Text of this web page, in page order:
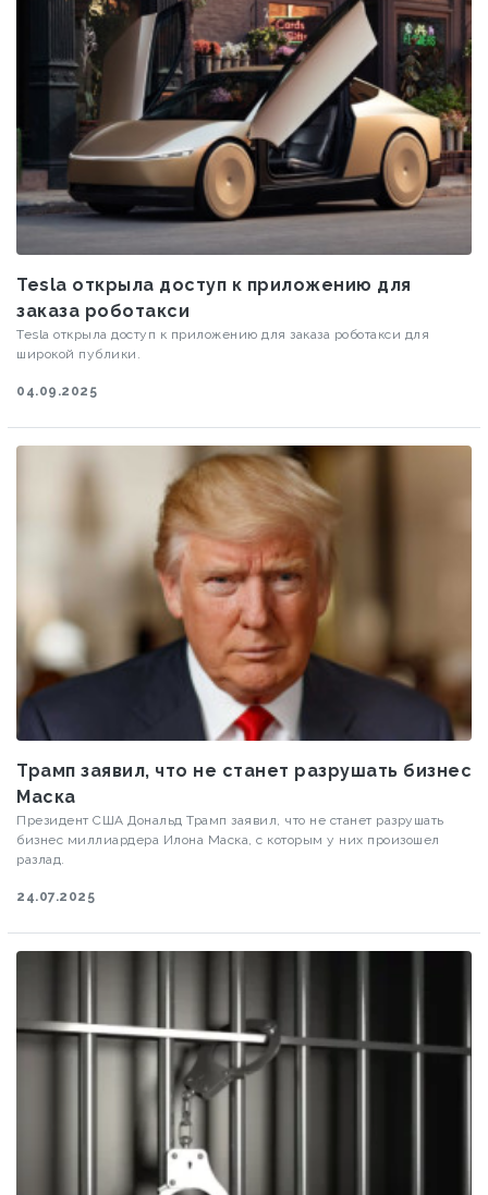
Tesla открыла доступ к приложению для
заказа роботакси
Tesla открыла доступ к приложению для заказа роботакси для
широкой публики.
04.09.2025
Трамп заявил, что не станет разрушать бизнес
Маска
Президент США Дональд Трамп заявил, что не станет разрушать
бизнес миллиардера Илона Маска, с которым у них произошел
разлад.
24.07.2025